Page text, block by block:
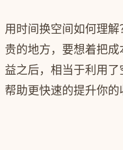
用时间换空间如何理
贵的地方，要想着把
益之后，相当于利用
帮助更快速的提升你的